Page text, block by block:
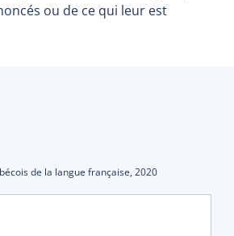
ou de ce qui leur est
de la langue française, 2020